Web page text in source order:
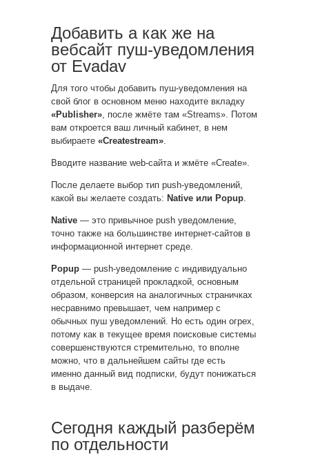
Добавить а как же на
вебсайт пуш-уведомления
от Evadav
Для того чтобы добавить пуш-уведомления на
свой блог в основном меню находите вкладку
«Publisher» , после жмёте там «Streams». Потом
вам откроется ваш личный кабинет, в нем
выбираете «Createstream»
Вводите название web-сайта и жмёте «Create».
После делаете выбор тип push-уведомлений,
какой вы желаете создать: Native или Popup
Native — это привычное push уведомление,
точно также на большинстве интернет-сайтов в
информационной интернет среде.
Popup — push-уведомление с индивидуально
отдельной страницей прокладкой, основным
образом, конверсия на аналогичных страничках
несравнимо превышает, чем например с
обычных пуш уведомлений. Но есть один огрех,
потому как в текущее время поисковые системы
совершенствуются стремительно, то вполне
можно, что в дальнейшем сайты где есть
именно данный вид подписки, будут понижаться
в выдаче.
Сегодня каждый разберём
по отдельности